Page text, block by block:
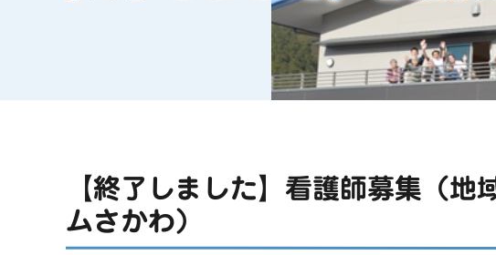
【終了しました】看護師募集（地
ムさかわ）